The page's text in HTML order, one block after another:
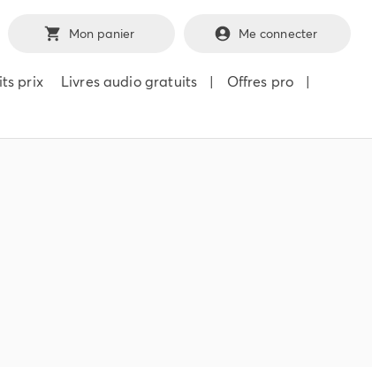
Mon panier Me connecter
prix Livres audio gratuits | Offres pro
|